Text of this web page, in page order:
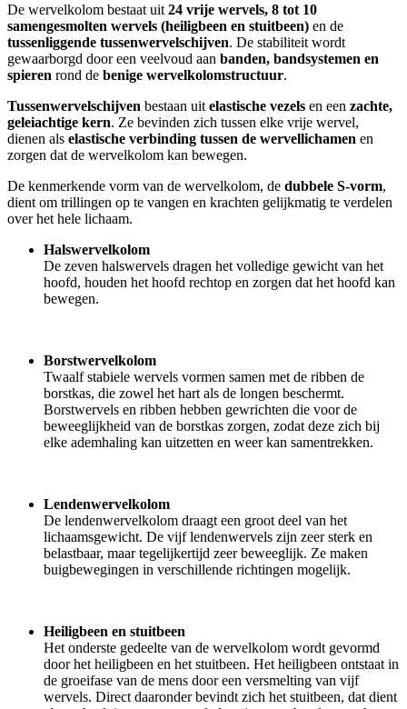
De wervelkolom bestaat uit 24 vrije wervels, 8 tot 10
samengesmolten wervels (heiligbeen en stuitbeen) en de
tussenliggende tussenwervelschijven. De stabiliteit wordt
gewaarborgd door een veelvoud aan banden, bandsystemen en
spieren rond de benige wervelkolomstructuur.
Tussenwervelschijven bestaan uit elastische vezels en een zachte,
geleiachtige kern. Ze bevinden zich tussen elke vrije wervel,
dienen als elastische verbinding tussen de wervellichamen en
zorgen dat de wervelkolom kan bewegen.
De kenmerkende vorm van de wervelkolom, de dubbele S-vorm,
dient om trillingen op te vangen en krachten gelijkmatig te verdelen
over het hele lichaam.
Halswervelkolom
De zeven halswervels dragen het volledige gewicht van het
hoofd, houden het hoofd rechtop en zorgen dat het hoofd kan
bewegen.
Borstwervelkolom
Twaalf stabiele wervels vormen samen met de ribben de
borstkas, die zowel het hart als de longen beschermt.
Borstwervels en ribben hebben gewrichten die voor de
beweeglijkheid van de borstkas zorgen, zodat deze zich bij
elke ademhaling kan uitzetten en weer kan samentrekken.
Lendenwervelkolom
De lendenwervelkolom draagt een groot deel van het
lichaamsgewicht. De vijf lendenwervels zijn zeer sterk en
belastbaar, maar tegelijkertijd zeer beweeglijk. Ze maken
buigbewegingen in verschillende richtingen mogelijk.
Heiligbeen en stuitbeen
Het onderste gedeelte van de wervelkolom wordt gevormd
door het heiligbeen en het stuitbeen. Het heiligbeen ontstaat in
de groeifase van de mens door een versmelting van vijf
wervels. Direct daaronder bevindt zich het stuitbeen, dat dient